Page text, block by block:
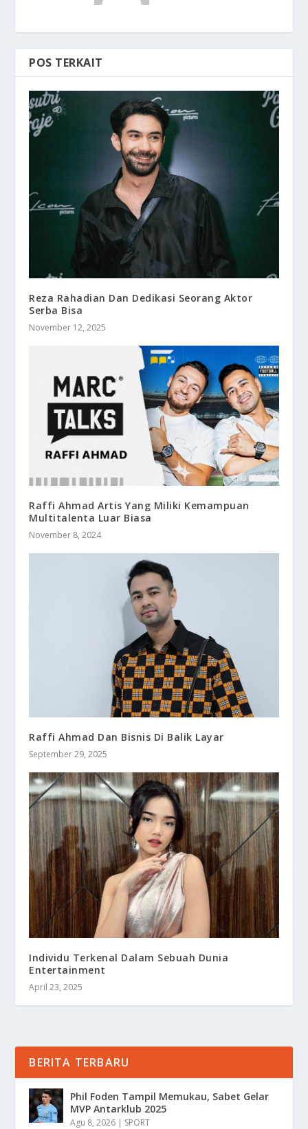
POS TERKAIT
Reza Rahadian Dan Dedikasi Seorang Aktor
Serba Bisa
November 12, 2025
Raffi Ahmad Artis Yang Miliki Kemampuan
Multitalenta Luar Biasa
November 8, 2024
Raffi Ahmad Dan Bisnis Di Balik Layar
September 29, 2025
Individu Terkenal Dalam Sebuah Dunia
Entertainment
April 23, 2025
BERITA TERBARU
Phil Foden Tampil Memukau, Sabet Gelar
MVP Antarklub 2025
Agu 8, 2026 | SPORT